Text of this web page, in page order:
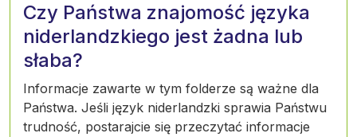
Czy Państwa znajomość języka
niderlandzkiego jest żadna lub
słaba?
Informacje zawarte w tym folderze są ważne dla
Państwa. Jeśli język niderlandzki sprawia Państwu
trudność, postarajcie się przeczytać informacje